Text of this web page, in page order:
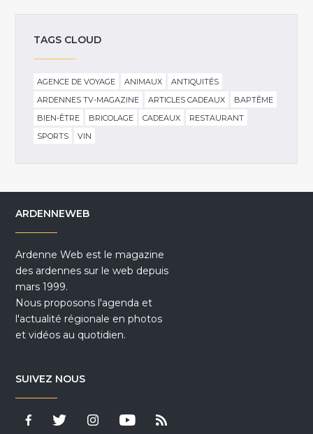
TAGS CLOUD
AGENCE DE VOYAGE ANIMAUX
ANTIQUITÉS
ARDENNES TV-MAGAZINE
ARTICLES CADEAUX
BAPTÊME
BIEN-ÊTRE
BRICOLAGE CADEAUX
RESTAURANT
SPORTS
VIN
ARDENNEWEB
Ardenne Web est le magazine
des ardennes sur le web depuis
mars 1999.
Nous proposons l'agenda et
l'actualité régionale en photos
et vidéos au quotidien.
SUIVEZ NOUS